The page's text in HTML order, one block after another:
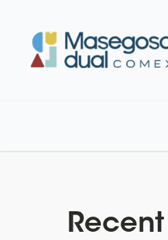
Recent